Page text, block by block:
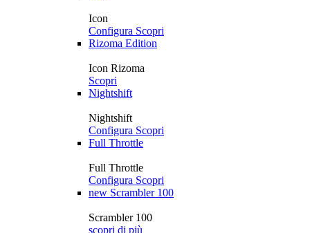
Icon
Configura Scopri
Rizoma Edition
Icon Rizoma
Scopri
Nightshift
Nightshift
Configura Scopri
Full Throttle
Full Throttle
Configura Scopri
new Scrambler 100
Scrambler 100
scopri di più